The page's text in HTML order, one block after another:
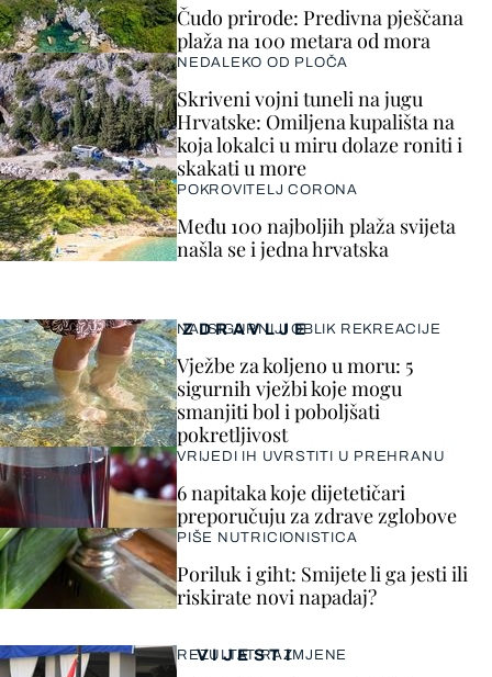
VIJESTI
REZULTAT RAZMJENE
ZDRAVLJE
NAJSIGURNIJI OBLIK REKREACIJE
Vježbe za koljeno u moru: 5
sigurnih vježbi koje mogu
smanjiti bol i poboljšati
pokretljivost
VRIJEDI IH UVRSTITI U PREHRANU
6 napitaka koje dijetetičari
preporučuju za zdrave zglobove
PIŠE NUTRICIONISTICA
Poriluk i giht: Smijete li ga jesti ili
riskirate novi napadaj?
Čudo prirode: Predivna pješčana
plaža na 100 metara od mora
NEDALEKO OD PLOČA
Skriveni vojni tuneli na jugu
Hrvatske: Omiljena kupališta na
koja lokalci u miru dolaze roniti i
skakati u more
POKROVITELJ CORONA
Među 100 najboljih plaža svijeta
našla se i jedna hrvatska